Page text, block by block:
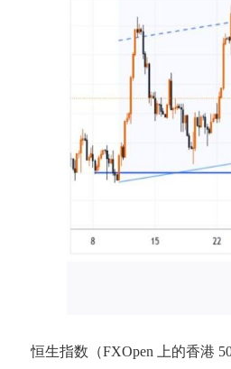
恒生指数（FXOpen 上的香港